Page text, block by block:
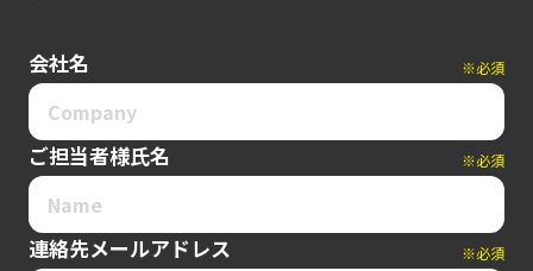
会社名 ※必須
ご担当者様氏名 ※必須
連絡先メールアドレス ※必須